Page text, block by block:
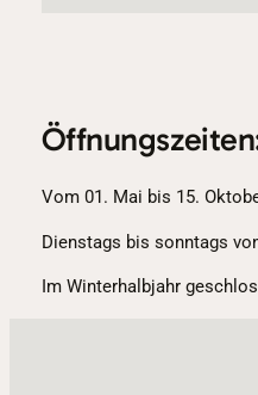
Vom 01. Mai bis 15.
Dienstags bis sonntags
Im Winterhalbjahr